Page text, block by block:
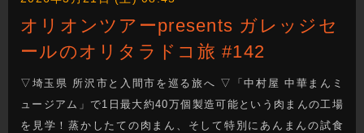
オリオンツアーpresents ガレッジセ
ールのオリタラドコ旅 #142
▽埼玉県 所沢市と入間市を巡る旅へ ▽「中村屋 中華まんミ
ュージアム」で1日最大約40万個製造可能という肉まんの工場
を見学！蒸かしたての肉まん、そして特別にあんまんの試食